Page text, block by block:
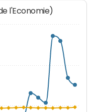
l'Economie)